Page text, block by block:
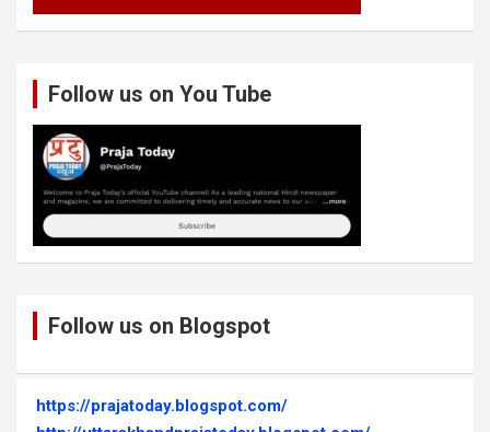
Follow us on You Tube
Follow us on Blogspot
https://prajatoday.blogspot.com/